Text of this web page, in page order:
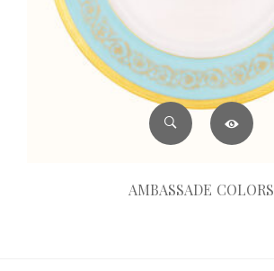
AMBASSADE COLORS